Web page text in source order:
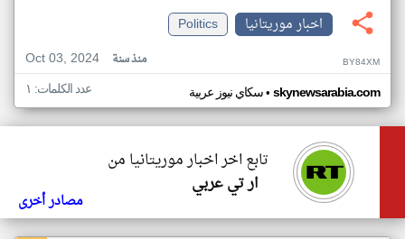
اخبار موريتانيا
Politics
Oct 03, 2024
منذ سنة BY84XM
سكاي نيوز عربية• skynewsarabia.com عدد الكلمات: ١
تابع اخر اخبار موريتانيا من
ار تي عربي
مصادر أخرى